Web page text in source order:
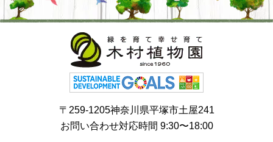
〒259-1205神奈川県平塚市土屋241
お問い合わせ対応時間 9:30〜18:00